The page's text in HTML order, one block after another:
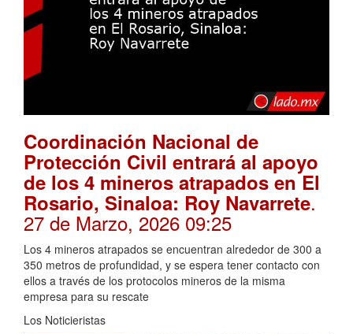
Coordinación Nacional de
Protección Civil entrará al apoyo
de los 4 mineros atrapados en El
Rosario, Sinaloa: Roy Navarrete.
27 de Marzo, 2026 09:25
Los 4 mineros atrapados se encuentran alrededor de 300 a
350 metros de profundidad, y se espera tener contacto con
ellos a través de los protocolos mineros de la misma
empresa para su rescate
Los Noticieristas